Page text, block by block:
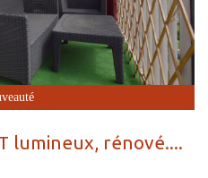
lumineux, rénové....